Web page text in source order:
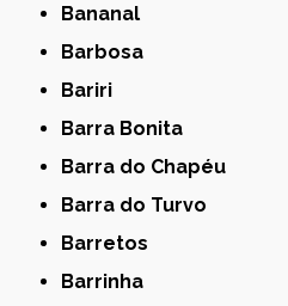
Bananal
Barbosa
Bariri
Barra Bonita
Barra do Chapéu
Barra do Turvo
Barretos
Barrinha